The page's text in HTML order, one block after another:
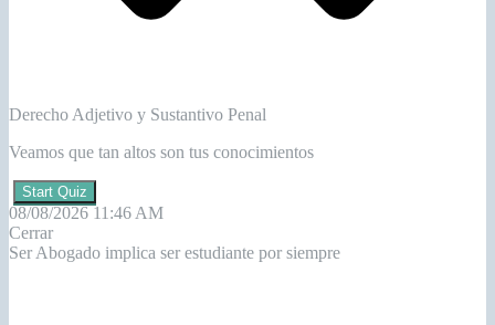
Derecho Adjetivo y Sustantivo Penal
Veamos que tan altos son tus conocimientos
Start Quiz
08/08/2026 11:46 AM
Cerrar
Ser Abogado implica ser estudiante por siempre